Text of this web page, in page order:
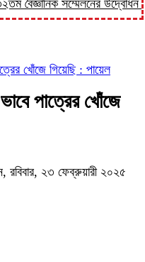
সম্মেলনের উদ্বোধন
খোঁজে গিয়েছি : পায়েল
পাত্রের খোঁজে
২৩ ফেব্রুয়ারী ২০২৫